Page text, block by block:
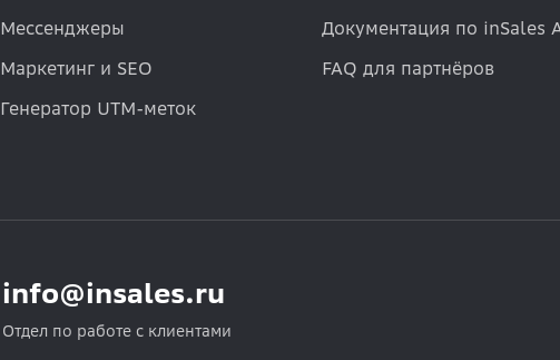
Мессенджеры
Маркетинг и SEO
Генератор UTM-меток
Документация по inSales
FAQ для партнёров
info@insales.ru
Отдел по работе с клиентами